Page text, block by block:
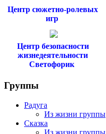
Центр сюжетно-ролевых
игр
Центр безопасности
жизнедеятельности
Светофорик
Группы
Радуга
Из жизни группы
Сказка
Из жизни группы